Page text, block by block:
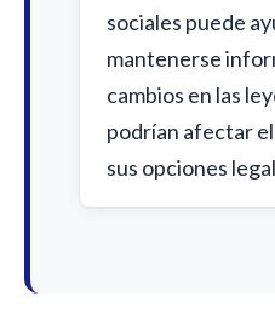
sociales puede
mantenerse
cambios en las
podrían afectar
sus opciones